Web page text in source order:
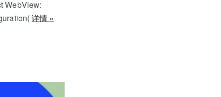
WebView:
详情 »